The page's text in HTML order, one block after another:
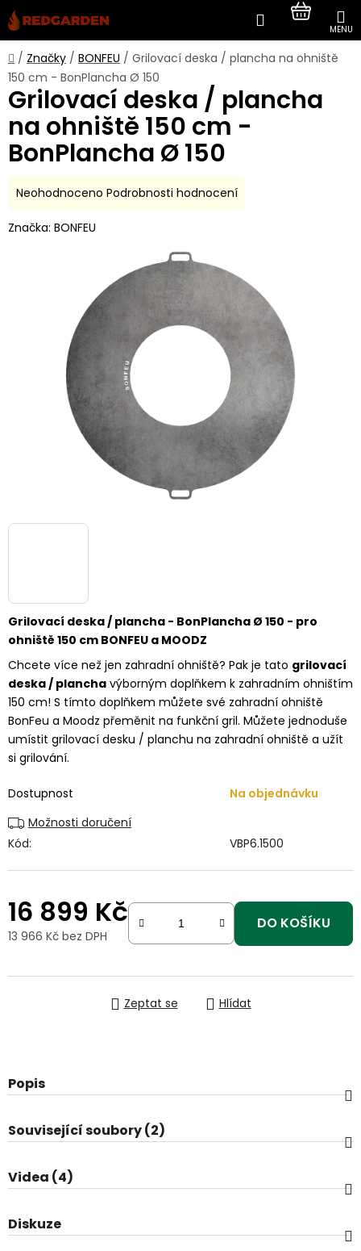
Přejít
na
obsah
Hledat
KOŠÍK
Domů
/ Značky / BONFEU / Grilovací deska / plancha na ohniště
150 cm - BonPlancha Ø 150
Grilovací deska / plancha - BonPlancha Ø 150 - pro
ohniště 150 cm BONFEU a MOODZ
Chcete více než jen zahradní ohniště? Pak je tato grilovací
deska / plancha výborným doplňkem k zahradním ohništím
150 cm! S tímto doplňkem můžete své zahradní ohniště
BonFeu a Moodz přeměnit na funkční gril. Můžete jednoduše
umístit grilovací desku / planchu na zahradní ohniště a užít
si grilování.
Dostupnost
Na objednávku
Možnosti doručení
Kód:
VBP6.1500
16 899 Kč
13 966 Kč bez DPH
DO KOŠÍKU
Zeptat se Hlídat
Grilovací deska / plancha
na ohniště 150 cm -
BonPlancha Ø 150
Průměrné
produktu
Neohodnoceno Podrobnosti hodnocení
Značka: BONFEU
Popis
Související soubory (2)
Videa (4)
Diskuze